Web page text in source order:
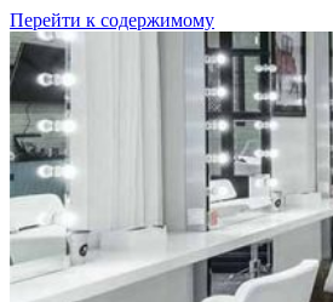
Перейти к содержимому